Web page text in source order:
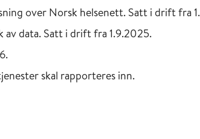
over Norsk helsenett. Satt i drift fra
data. Satt i drift fra 1.9.2025.
skal rapporteres inn.